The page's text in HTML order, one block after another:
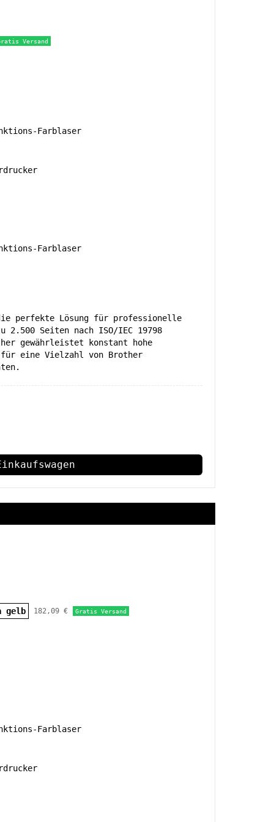
Versand
Farblaser
Farblaser
perfekte Lösung für professionelle
Seiten nach ISO/IEC 19798
gewährleistet konstant hohe
eine Vielzahl von Brother
gelb 182,09 € Gratis Versand
Farblaser